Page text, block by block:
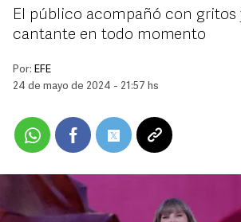
El público acompañó con gritos
cantante en todo momento
Por: EFE
24 de mayo de 2024 - 21:57 hs